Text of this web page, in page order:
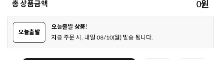
총 상품금액 0원
오늘출발
오늘출발 상품!
지금 주문 시, 내일 08/10(월) 발송 됩니다.